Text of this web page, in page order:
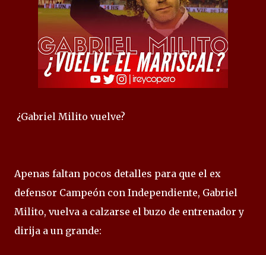
¿Gabriel Milito vuelve?
Apenas faltan pocos detalles para que el ex
defensor Campeón con Independiente, Gabriel
Milito, vuelva a calzarse el buzo de entrenador y
dirija a un grande: